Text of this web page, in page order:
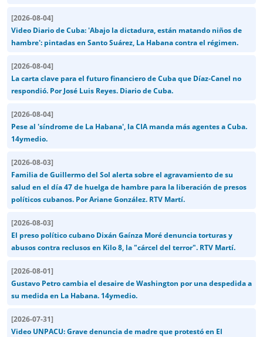
[2026-08-04]
Video Diario de Cuba: 'Abajo la dictadura, están matando niños de
hambre': pintadas en Santo Suárez, La Habana contra el régimen.
[2026-08-04]
La carta clave para el futuro financiero de Cuba que Díaz-Canel no
respondió. Por José Luis Reyes. Diario de Cuba.
[2026-08-04]
Pese al 'síndrome de La Habana', la CIA manda más agentes a Cuba.
14ymedio.
[2026-08-03]
Familia de Guillermo del Sol alerta sobre el agravamiento de su
salud en el día 47 de huelga de hambre para la liberación de presos
políticos cubanos. Por Ariane González. RTV Martí.
[2026-08-03]
El preso político cubano Dixán Gaínza Moré denuncia torturas y
abusos contra reclusos en Kilo 8, la "cárcel del terror". RTV Martí.
[2026-08-01]
Gustavo Petro cambia el desaire de Washington por una despedida a
su medida en La Habana. 14ymedio.
[2026-07-31]
Video UNPACU: Grave denuncia de madre que protestó en El